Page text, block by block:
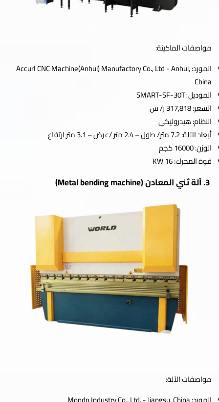
مواصفات الماكينة:
المورد: Accurl CNC Machine(Anhui) Manufactory Co., Ltd - Anhui,
China
الموديل :SMART-SF-30T
السعر: 317,818 ر/ س
النظام: هيدروليكي
أبعاد الآلة: 7.2 متر/ طول – 2.4 متر /عرض – 3.1 متر ارتفاع
الوزن: 16000 كجم
قوة المحرك: 16 KW
مواصفات الآلة: